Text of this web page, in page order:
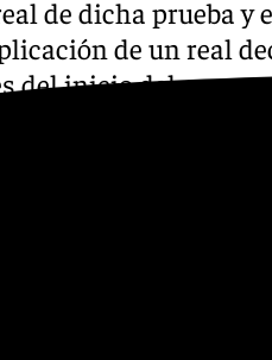
de dicha prueba
de un real
del inicio del curso
de ejercicio para
preguntas o
las fuentes